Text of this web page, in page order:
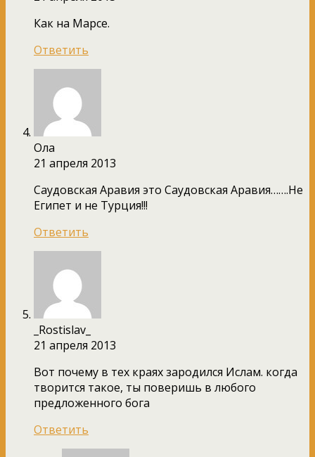
Как на Марсе.
Ответить
Ола
21 апреля 2013
Саудовская Аравия это Саудовская Аравия…….Не
Египет и не Турция!!!
Ответить
_Rostislav_
21 апреля 2013
Вот почему в тех краях зародился Ислам. когда
творится такое, ты поверишь в любого
предложенного бога
Ответить